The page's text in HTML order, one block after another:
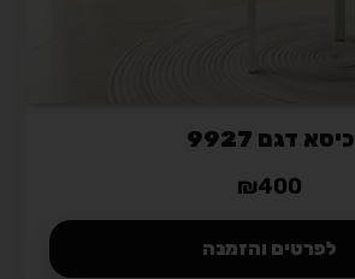
כיסא דגם 9927
₪400